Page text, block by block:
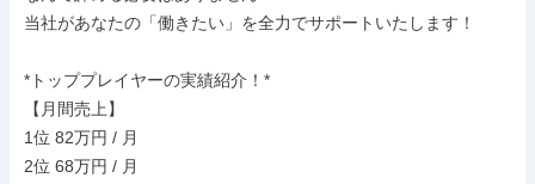
当社があなたの「働きたい」を全力でサポートいたします！
*トッププレイヤーの実績紹介！*
【月間売上】
1位 82万円 / 月
2位 68万円 / 月